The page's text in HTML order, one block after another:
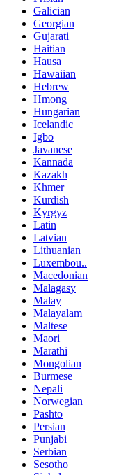
Galician
Georgian
Gujarati
Haitian
Hausa
Hawaiian
Hebrew
Hmong
Hungarian
Icelandic
Igbo
Javanese
Kannada
Kazakh
Khmer
Kurdish
Kyrgyz
Latin
Latvian
Lithuanian
Luxembou..
Macedonian
Malagasy
Malay
Malayalam
Maltese
Maori
Marathi
Mongolian
Burmese
Nepali
Norwegian
Pashto
Persian
Punjabi
Serbian
Sesotho